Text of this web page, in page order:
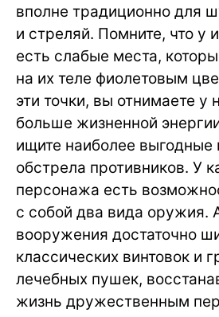
вполне традиционно для
и стреляй. Помните, что у
есть слабые места,
на их теле фиолетовым
эти точки, вы отнимаете у
больше жизненной
ищите наиболее выгодные
обстрела противников. У
персонажа есть
с собой два вида оружия.
вооружения достаточно
классических винтовок и
лечебных пушек,
жизнь дружественным